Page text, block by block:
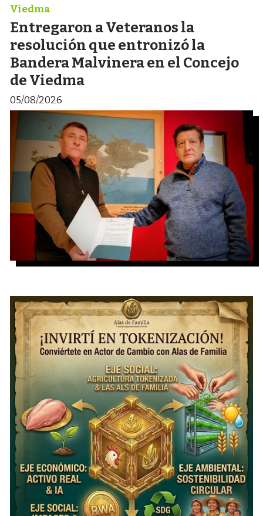
Entregaron a Veteranos la
resolución que entronizó la
Bandera Malvinera en el Concejo
de Viedma
Viedma
05/08/2026